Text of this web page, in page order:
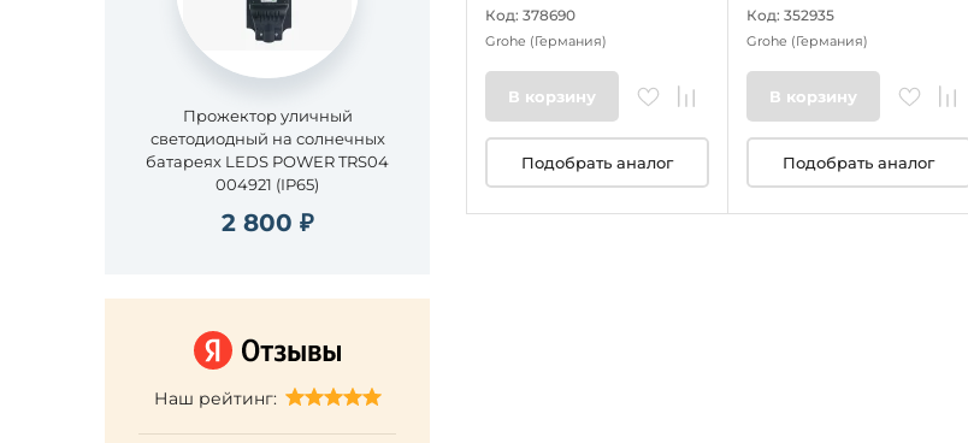
Прожектор уличный
светодиодный на солнечных
батареях LEDS POWER TRS04
004921 (IP65)
2 800 ₽
Наш рейтинг:
Код: 378690
Grohe (Германия)
В корзину
Подобрать аналог
Код: 352935
Grohe (Германия)
В корзину
Подобрать аналог